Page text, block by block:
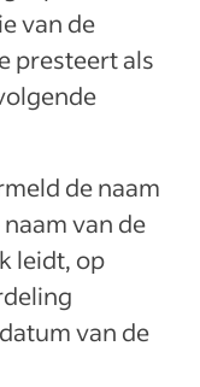
van de
presteert als
de naam
van de
leidt, op
van de